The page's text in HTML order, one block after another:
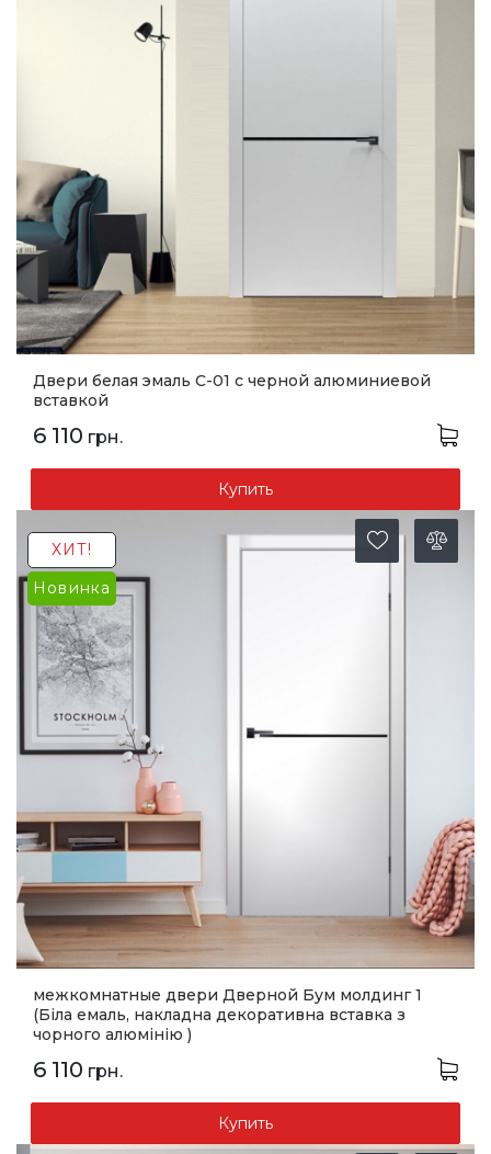
Двери белая эмаль С-01 с черной алюминиевой
вставкой
6 110 грн.
Купить
ХИТ!
Новинка
межкомнатные двери Дверной Бум молдинг 1
(Біла емаль, накладна декоративна вставка з
чорного алюмінію )
6 110 грн.
Купить